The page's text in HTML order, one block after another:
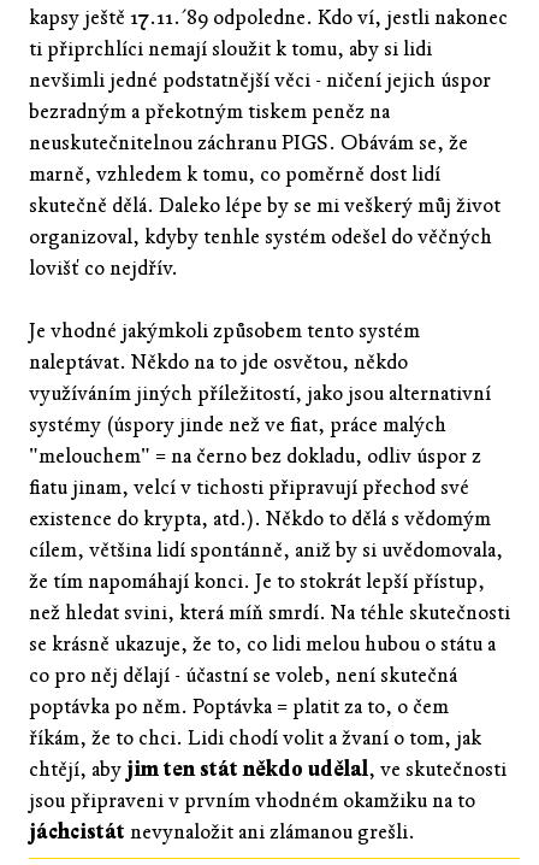
kapsy ještě 17.11.´89 odpoledne. Kdo ví, jestli nakonec
ti připrchlíci nemají sloužit k tomu, aby si lidi
nevšimli jedné podstatnější věci - ničení jejich úspor
bezradným a překotným tiskem peněz na
neuskutečnitelnou záchranu PIGS. Obávám se, že
marně, vzhledem k tomu, co poměrně dost lidí
skutečně dělá. Daleko lépe by se mi veškerý můj život
organizoval, kdyby tenhle systém odešel do věčných
lovišť co nejdřív.
Je vhodné jakýmkoli způsobem tento systém
naleptávat. Někdo na to jde osvětou, někdo
využíváním jiných příležitostí, jako jsou alternativní
systémy (úspory jinde než ve fiat, práce malých
"melouchem" = na černo bez dokladu, odliv úspor z
fiatu jinam, velcí v tichosti připravují přechod své
existence do krypta, atd.). Někdo to dělá s vědomým
cílem, většina lidí spontánně, aniž by si uvědomovala,
že tím napomáhají konci. Je to stokrát lepší přístup,
než hledat svini, která míň smrdí. Na téhle skutečnosti
se krásně ukazuje, že to, co lidi melou hubou o státu a
co pro něj dělají - účastní se voleb, není skutečná
poptávka po něm. Poptávka = platit za to, o čem
říkám, že to chci. Lidi chodí volit a žvaní o tom, jak
chtějí, aby jim ten stát někdo udělal, ve skutečnosti
jsou připraveni v prvním vhodném okamžiku na to
jáchcistát nevynaložit ani zlámanou grešli.